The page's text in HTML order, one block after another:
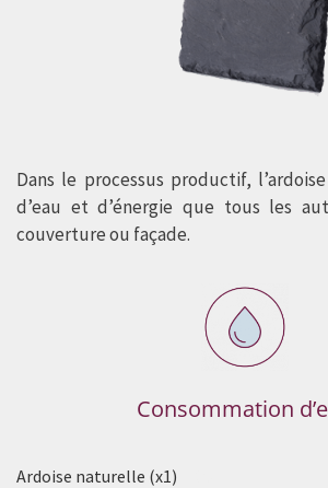
Dans le processus productif,
d’eau et d’énergie que tous les
couverture ou façade.
Consommation
Ardoise naturelle (x1)